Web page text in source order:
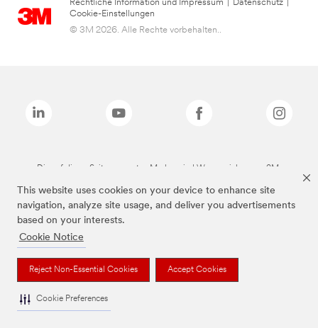
This website uses cookies on your device to enhance site
navigation, analyze site usage, and deliver you advertisements
based on your interests.
Cookie Notice
Reject Non-Essential Cookies Accept Cookies
Cookie Preferences
Rechtliche Information und Impressum Datenschutz
Cookie-Einstellungen
© 3M 2026. Alle Rechte vorbehalten..
Die auf dieser Seite genannten Marken sind Warenzeichen von 3M.